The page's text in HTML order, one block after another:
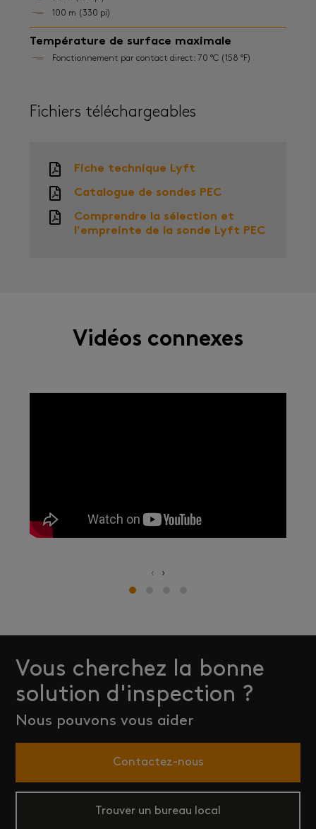
100 m (330 pi)
Température de surface maximale
Fonctionnement par contact direct: 70 °C (158 °F)
Fichiers téléchargeables
Fiche technique Lyft
Catalogue de sondes PEC
Comprendre la sélection et
l'empreinte de la sonde Lyft PEC
Vidéos connexes
‹ ›
Vous cherchez la bonne
solution d'inspection ?
Nous pouvons vous aider
Contactez-nous
Trouver un bureau local